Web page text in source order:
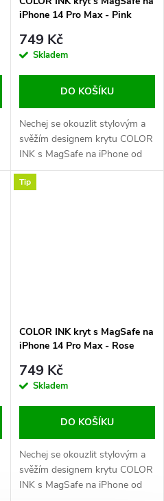
iPhone 14 Pro Max - Pink
749 Kč
Skladem
DO KOŠÍKU
Nechej se okouzlit stylovým a
svěžím designem krytu COLOR
INK s MagSafe na iPhone od
české značky COVEREON! Už
žádné nudné a obyčejné kryty,
Tip
COLOR INK kryt s MagSafe na
iPhone 14 Pro Max - Rose
749 Kč
Skladem
DO KOŠÍKU
Nechej se okouzlit stylovým a
svěžím designem krytu COLOR
INK s MagSafe na iPhone od